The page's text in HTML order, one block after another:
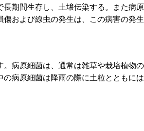
期間生存し、土壌伝染する。また病
傷および線虫の発生は、この病害の
病原細菌は、通常は雑草や栽培植物
病原細菌は降雨の際に土粒とともに